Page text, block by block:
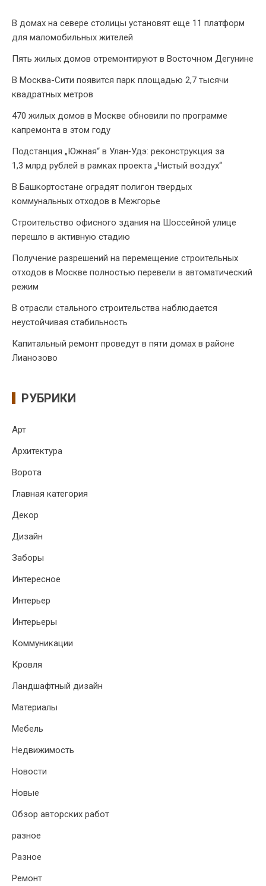
В домах на севере столицы установят еще 11 платформ
для маломобильных жителей
Пять жилых домов отремонтируют в Восточном Дегунине
В Москва-Сити появится парк площадью 2,7 тысячи
квадратных метров
470 жилых домов в Москве обновили по программе
капремонта в этом году
Подстанция „Южная“ в Улан‑Удэ: реконструкция за
1,3 млрд рублей в рамках проекта „Чистый воздух“
В Башкортостане оградят полигон твердых
коммунальных отходов в Межгорье
Строительство офисного здания на Шоссейной улице
перешло в активную стадию
Получение разрешений на перемещение строительных
отходов в Москве полностью перевели в автоматический
режим
В отрасли стального строительства наблюдается
неустойчивая стабильность
Капитальный ремонт проведут в пяти домах в районе
Лианозово
РУБРИКИ
Арт
Архитектура
Ворота
Главная категория
Декор
Дизайн
Заборы
Интересное
Интерьер
Интерьеры
Коммуникации
Кровля
Ландшафтный дизайн
Материалы
Мебель
Недвижимость
Новости
Новые
Обзор авторских работ
разное
Разное
Ремонт